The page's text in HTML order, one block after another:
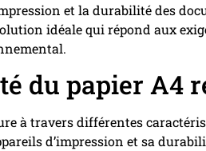
et la durabilité des
idéale qui répond aux
du papier A4
à travers différentes
d’impression et sa